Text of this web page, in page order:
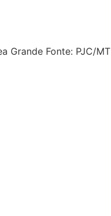
Grande Fonte: PJC/MT